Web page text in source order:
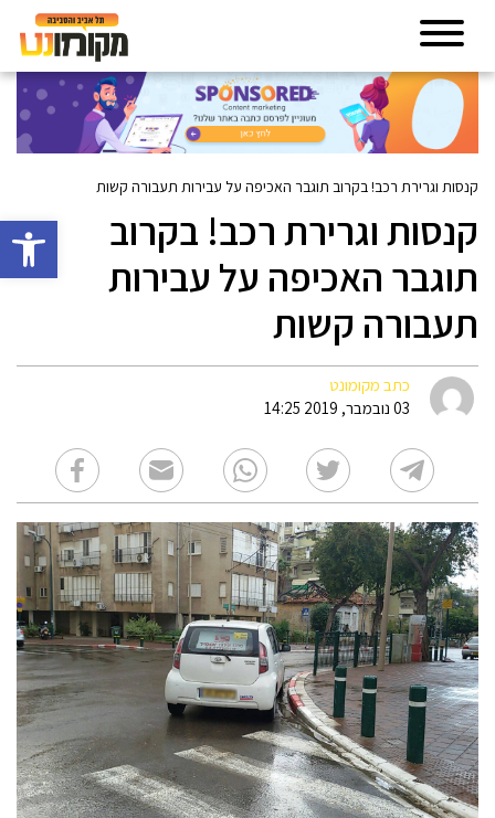
פתח
קנסות וגרירת רכב! בקרוב תוגבר האכיפה על עבירות תעבורה קשות
קנסות וגרירת רכב! בקרוב
תוגבר האכיפה על עבירות
תעבורה קשות
כתב מקומונט
03 נובמבר, 2019 14:25